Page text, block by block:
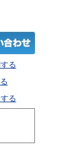
る
る